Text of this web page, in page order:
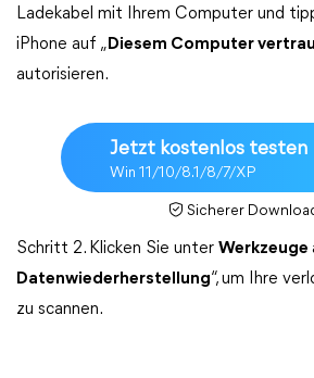
Ladekabel mit Ihrem Computer und
iPhone auf „ Diesem Computer
autorisieren.
Jetzt kostenlos testen
Win 11/10/8.1/8/7/XP
Sicherer
Schritt 2. Klicken Sie unter Werkzeuge
Datenwiederherstellung“, um Ihre
zu scannen.